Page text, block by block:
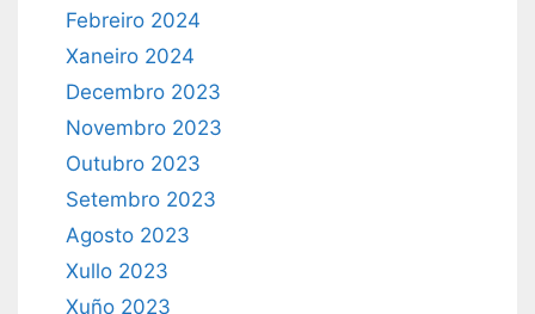
Febreiro 2024
Xaneiro 2024
Decembro 2023
Novembro 2023
Outubro 2023
Setembro 2023
Agosto 2023
Xullo 2023
Xuño 2023